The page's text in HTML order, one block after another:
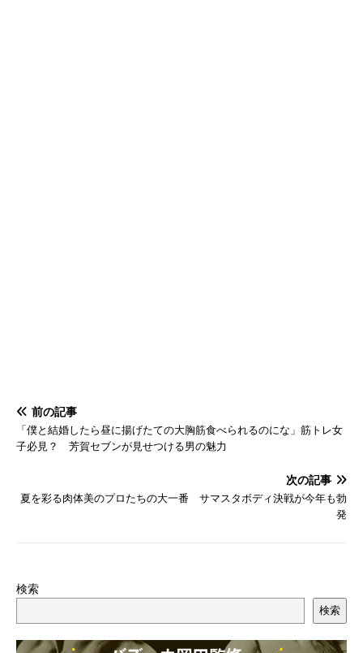
前の記事
「僕と結婚したら昼に揚げたての大胸筋食べられるのにな」筋トレ女
子必見？ 芳賀セブンが見せつける男の魅力
次の記事
夏を彩る肉体美のプロたちの大一番 サマスタボディ決戦が今年も勃
発
検索
検索